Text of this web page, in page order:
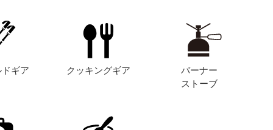
ギア クッキングギア
バーナー
ストーブ